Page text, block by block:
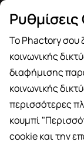
Το Phactory σου
κοινωνικής
διαφήμισης
κοινωνικής
περισσότερες
κουμπί
cookie και την